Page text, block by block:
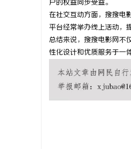
户的权益同步受益。
在社交互动方面，搜搜电
平台经常举办线上活动，
总结来说，搜搜电影网不
性化设计和优质服务于一